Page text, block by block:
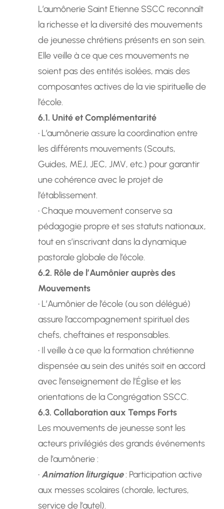
L’aumônerie Saint Etienne SSCC reconnaît
la richesse et la diversité des mouvements
de jeunesse chrétiens présents en son sein.
Elle veille à ce que ces mouvements ne
soient pas des entités isolées, mais des
composantes actives de la vie spirituelle de
l’école.
6.1. Unité et Complémentarité
• L’aumônerie assure la coordination entre
les différents mouvements (Scouts,
Guides, MEJ, JEC, JMV, etc.) pour garantir
une cohérence avec le projet de
l’établissement.
• Chaque mouvement conserve sa
pédagogie propre et ses statuts nationaux,
tout en s’inscrivant dans la dynamique
pastorale globale de l’école.
6.2. Rôle de l’Aumônier auprès des
Mouvements
• L’Aumônier de l’école (ou son délégué)
assure l’accompagnement spirituel des
chefs, cheftaines et responsables.
• Il veille à ce que la formation chrétienne
dispensée au sein des unités soit en accord
avec l’enseignement de l’Église et les
orientations de la Congrégation SSCC.
6.3. Collaboration aux Temps Forts
Les mouvements de jeunesse sont les
acteurs privilégiés des grands événements
de l’aumônerie :
• Animation liturgique: Participation active
aux messes scolaires (chorale, lectures,
service de l’autel).